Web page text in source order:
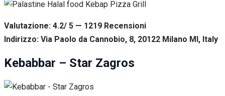
Valutazione: 4.2/ 5 — 1219 Recensioni
Indirizzo: Via Paolo da Cannobio, 8, 20122 Milano MI, Italy
Kebabbar – Star Zagros